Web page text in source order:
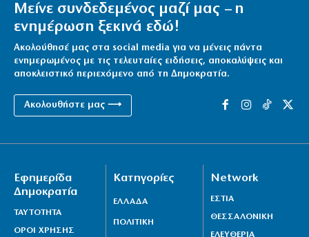
Μείνε συνδεδεμένος μαζί μας – η
ενημέρωση ξεκινά εδώ!
Ακολούθησέ μας στα social media για να μένεις πάντα
ενημερωμένος με τις τελευταίες ειδήσεις, αποκαλύψεις και
αποκλειστικό περιεχόμενο από τη Δημοκρατία.
Ακολουθήστε μας ⟶
Εφημερίδα
Δημοκρατία
ΤΑΥΤΟΤΗΤΑ
ΟΡΟΙ ΧΡΗΣΗΣ
Κατηγορίες
ΕΛΛΑΔΑ
ΠΟΛΙΤΙΚΗ
Network
ΕΣΤΙΑ
ΘΕΣΣΑΛΟΝΙΚΗ
ΕΛΕΥΘΕΡΙΑ